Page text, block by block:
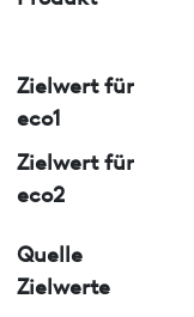
Zielwert für
eco1
Zielwert für
eco2
Quelle
Zielwerte